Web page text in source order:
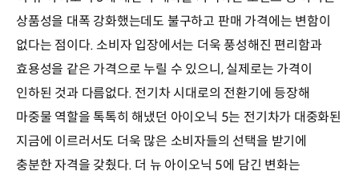
상품성을 대폭 강화했는데도 불구하고 판매 가격에는 변함이
없다는 점이다. 소비자 입장에서는 더욱 풍성해진 편리함과
효용성을 같은 가격으로 누릴 수 있으니, 실제로는 가격이
인하된 것과 다름없다. 전기차 시대로의 전환기에 등장해
마중물 역할을 톡톡히 해냈던 아이오닉 5는 전기차가 대중화된
지금에 이르러서도 더욱 많은 소비자들의 선택을 받기에
충분한 자격을 갖췄다. 더 뉴 아이오닉 5에 담긴 변화는